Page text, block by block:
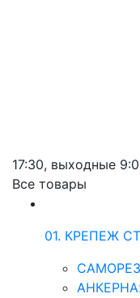
17:30, выходные
Все товары
01. КРЕПЕЖ